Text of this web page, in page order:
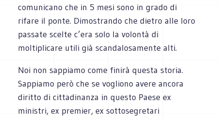
comunicano che in 5 mesi sono in grado di
rifare il ponte. Dimostrando che dietro alle loro
passate scelte c’era solo la volontà di
moltiplicare utili già scandalosamente alti.
Noi non sappiamo come finirà questa storia.
Sappiamo però che se vogliono avere ancora
diritto di cittadinanza in questo Paese ex
ministri, ex premier, ex sottosegretari